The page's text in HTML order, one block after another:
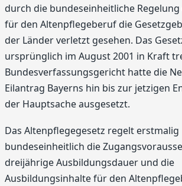
durch die bundeseinheitliche
für den Altenpflegeberuf die
der Länder verletzt gesehen. Das
ursprünglich im August 2001 in Kraft
Bundesverfassungsgericht hatte die
Eilantrag Bayerns hin bis zur jetzigen
der Hauptsache ausgesetzt.
Das Altenpflegegesetz regelt erstmalig
bundeseinheitlich die
dreijährige Ausbildungsdauer und die
Ausbildungsinhalte für den